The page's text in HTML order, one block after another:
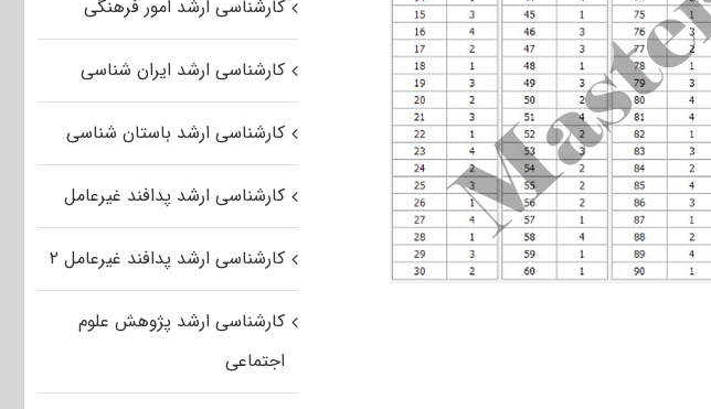
کارشناسی ارشد امور فرهنگی
کارشناسی ارشد ایران شناسی
کارشناسی ارشد باستان شناسی
کارشناسی ارشد پدافند غیرعامل
کارشناسی ارشد پدافند غیرعامل ۲
کارشناسی ارشد پژوهش علوم
اجتماعی